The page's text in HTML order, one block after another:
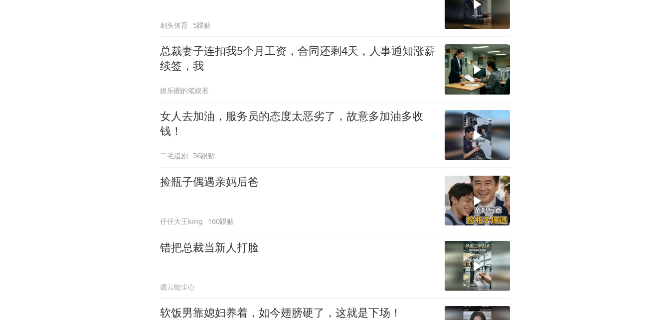
刺头体育 5跟贴
总裁妻子连扣我5个月工资，合同还剩4天，人事通知涨薪
续签，我
娱乐圈的笔娱君
女人去加油，服务员的态度太恶劣了，故意多加油多收
钱！
二毛追剧 56跟贴
捡瓶子偶遇亲妈后爸
仔仔大王king 160跟贴
错把总裁当新人打脸
观云晓尘心
软饭男靠媳妇养着，如今翅膀硬了，这就是下场！